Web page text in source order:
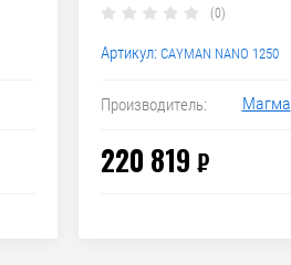
(0)
Артикул:CAYMAN NANO 1250
Производитель: Магма
220 819 ₽